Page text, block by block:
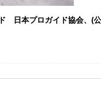
日本プロガイド協会、(